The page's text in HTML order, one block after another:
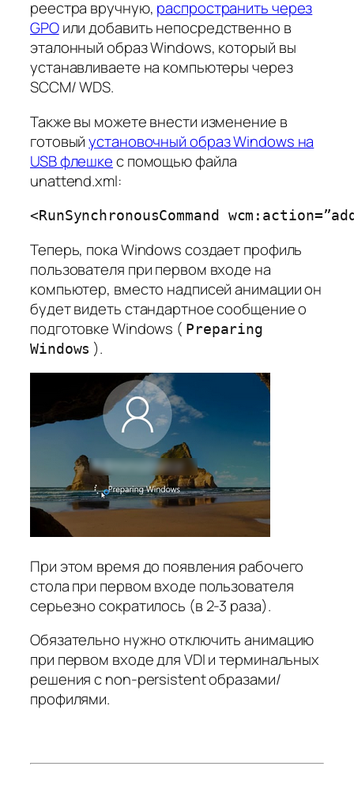
реестра вручную, распространить через
GPOили добавить непосредственно в
эталонный образ Windows, который вы
устанавливаете на компьютеры через
SCCM/ WDS.
Также вы можете внести изменение в
готовыйустановочный образ Windows на
USB флешкес помощью файла
unattend.xml:
<RunSynchronousCommand
Теперь, пока Windows создает профиль
пользователя при первом входе на
компьютер, вместо надписей анимации он
будет видеть стандартное сообщение о
подготовке Windows ( Preparing
Windows ).
При этом время до появления рабочего
стола при первом входе пользователя
серьезно сократилось (в 2-3 раза).
Обязательно нужно отключить анимацию
при первом входе для VDI и терминальных
решения с non-persistent образами/
профилями.